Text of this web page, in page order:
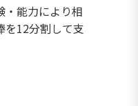
・能力により相
を12分割して支